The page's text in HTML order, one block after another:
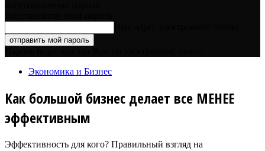
Экономика и Бизнес
Как большой бизнес делает все МЕНЕЕ
эффективным
Эффективность для кого? Правильный взгляд на